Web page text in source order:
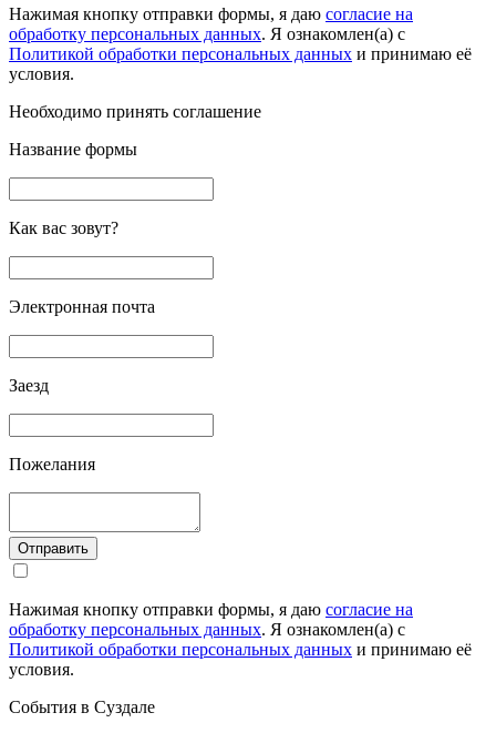
Нажимая кнопку отправки формы, я даю согласие на
обработку персональных данных. Я ознакомлен(а) с
Политикой обработки персональных данных и принимаю её
условия.
Необходимо принять соглашение
Название формы
Как вас зовут?
Электронная почта
Заезд
Пожелания
Отправить
Нажимая кнопку отправки формы, я даю согласие на
обработку персональных данных. Я ознакомлен(а) с
Политикой обработки персональных данных и принимаю её
условия.
События в Суздале